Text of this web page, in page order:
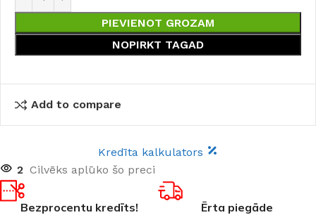
PIEVIENOT GROZAM
NOPIRKT TAGAD
Add to compare
Kredīta kalkulators
2 Cilvēks aplūko šo preci
Bezprocentu kredīts! Ērta piegāde